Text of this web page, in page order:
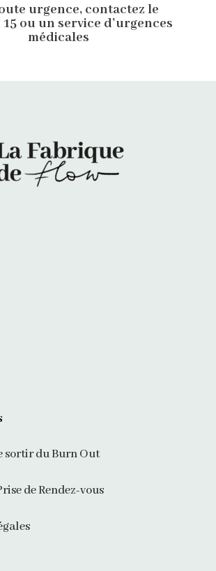
urgence, contactez le
15 ou un service d’urgences
médicales
sortir du Burn Out
de Rendez-vous